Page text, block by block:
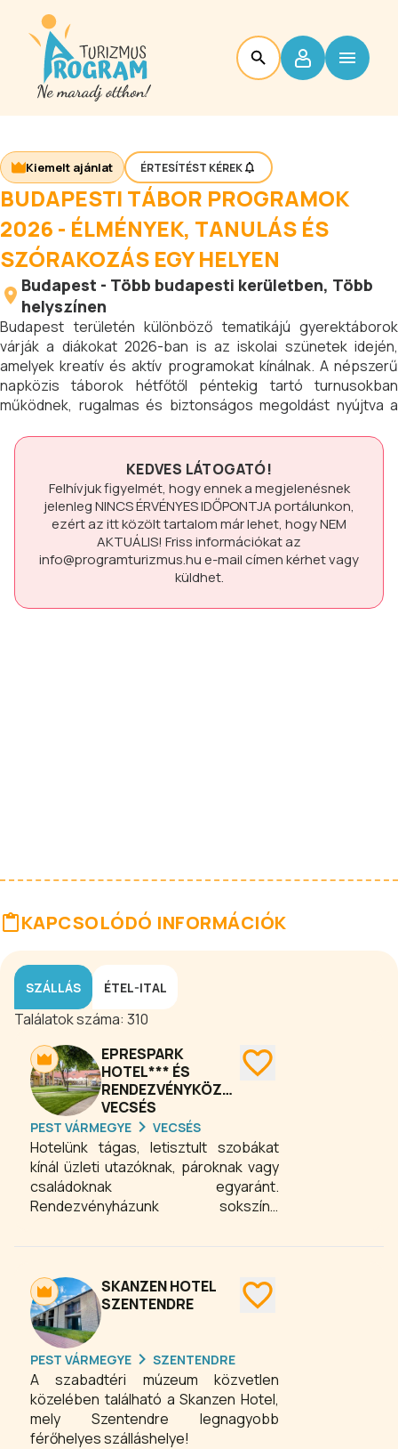
Kiemelt ajánlat ÉRTESÍTÉST KÉREK
BUDAPESTI TÁBOR PROGRAMOK
2026 - ÉLMÉNYEK, TANULÁS ÉS
SZÓRAKOZÁS EGY HELYEN
Budapest - Több budapesti kerületben, Több
helyszínen
Budapest területén különböző tematikájú gyerektáborok
várják a diákokat 2026-ban is az iskolai szünetek idején,
amelyek kreatív és aktív programokat kínálnak. A népszerű
napközis táborok hétfőtől péntekig tartó turnusokban
működnek, rugalmas és biztonságos megoldást nyújtva a
biztosítanak a gyerekeknek új barátok szerzésére,
készségek fejlesztésére és élményekkel teli
kikapcsolódásra.
KEDVES LÁTOGATÓ!
Felhívjuk figyelmét, hogy ennek a megjelenésnek
jelenlegNINCS ÉRVÉNYES IDŐPONTJAportálunkon,
ezért az itt közölt tartalom már lehet, hogyNEM
AKTUÁLIS! Friss információkat az
info@programturizmus.hue-mail címen kérhet vagy
küldhet.
KAPCSOLÓDÓ INFORMÁCIÓK
SZÁLLÁS ÉTEL-ITAL
Találatok száma: 310
EPRESPARK
HOTEL*** ÉS
RENDEZVÉNYKÖZPONT
VECSÉS
PEST VÁRMEGYE VECSÉS
Hotelünk tágas, letisztult szobákat
kínál üzleti utazóknak, pároknak vagy
családoknak egyaránt.
Rendezvényházunk sokszínű
az esküvő, céges esemény vagy
pedig gondoskodik róla, hogy minden
étkezés emlékezetes legyen
minőségi alapanyagokkal, modern
fogásokkal és valódi figyelemmel.
Közel vagyunk Budapesthez és a
repülőtérhez.
SKANZEN HOTEL
SZENTENDRE
PEST VÁRMEGYE SZENTENDRE
A szabadtéri múzeum közvetlen
közelében található a Skanzen Hotel,
mely Szentendre legnagyobb
férőhelyes szálláshelye!